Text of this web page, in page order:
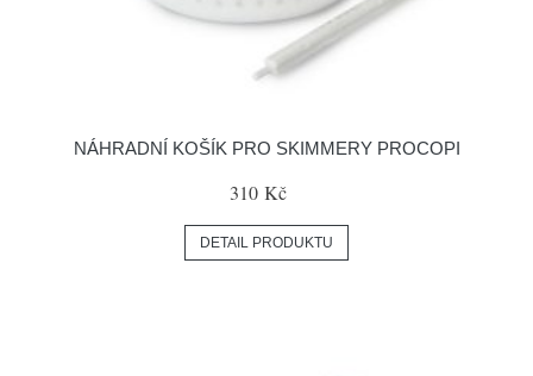
NÁHRADNÍ KOŠÍK PRO SKIMMERY PROCOPI
310 Kč
DETAIL PRODUKTU